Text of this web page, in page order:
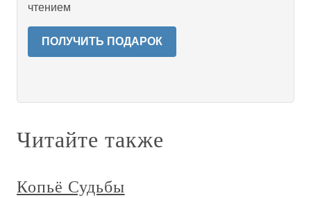
чтением
ПОЛУЧИТЬ ПОДАРОК
Читайте также
Копьё Судьбы